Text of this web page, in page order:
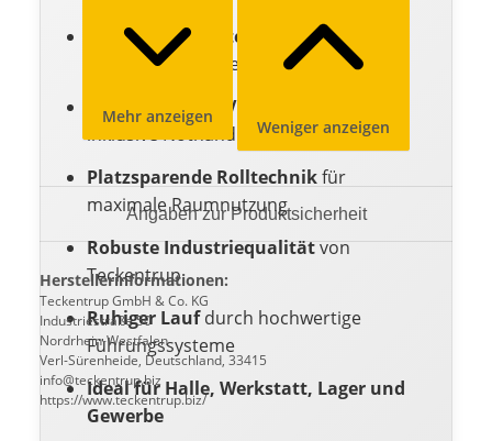
Wärmegedämmte Stahlprofile
reduzierte Energieverluste
Elektrischer 400V Aufsteckantrieb
inklusive Nothandkurbel
Platzsparende Rolltechnikfür
maximale Raumnutzung
Robuste Industriequalitätvon
Teckentrup
Ruhiger Laufdurch hochwertige
Führungssysteme
Ideal für Halle, Werkstatt, Lager und
Gewerbe
Mehr anzeigen
Weniger anzeigen
Angaben zur Produktsicherheit
Herstellerinformationen:
Teckentrup GmbH & Co. KG
Industriestraße 50
Nordrhein-Westfalen
Verl-Sürenheide, Deutschland, 33415
info@teckentrup.biz
https://www.teckentrup.biz/